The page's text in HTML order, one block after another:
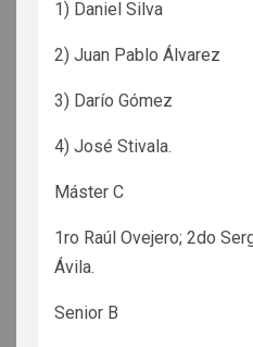
1) Daniel Silva
2) Juan Pablo Álvarez
3) Darío Gómez
4) José Stivala.
Máster C
1ro Raúl Ovejero; 2do
Ávila.
Senior B